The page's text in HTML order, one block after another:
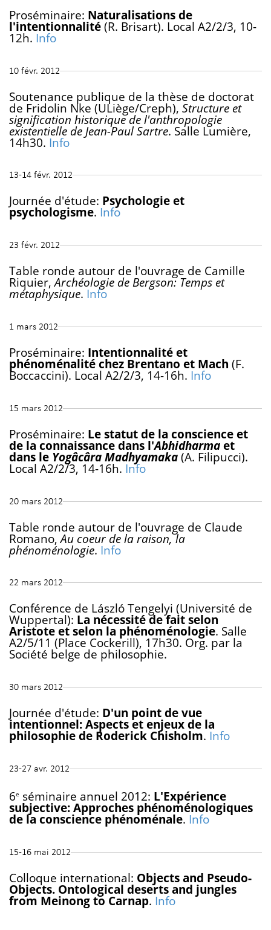
Proséminaire: Naturalisations de
l'intentionnalité(R. Brisart). Local A2/2/3, 10-
12h. Info
10 févr. 2012
Soutenance publique de la thèse de doctorat
de Fridolin Nke (ULiège/Creph), Structure et
signification historique de l'anthropologie
existentielle de Jean-Paul Sartre. Salle Lumière,
14h30. Info
13-14 févr. 2012
Journée d'étude: Psychologie et
psychologisme. Info
23 févr. 2012
Table ronde autour de l'ouvrage de Camille
Riquier,Archéologie de Bergson: Temps et
métaphysique. Info
1 mars 2012
Proséminaire: Intentionnalité et
phénoménalité chez Brentano et Mach (F.
Boccaccini). Local A2/2/3, 14-16h. Info
15 mars 2012
Proséminaire: Le statut de la conscience et
de la connaissance dans l'Abhidharmaet
dans le Yogâcâra Madhyamaka(A. Filipucci).
Local A2/2/3, 14-16h. Info
20 mars 2012
Table ronde autour de l'ouvrage de Claude
Romano,Au coeur de la raison, la
phénoménologie. Info
22 mars 2012
Conférence de László Tengelyi (Université de
Wuppertal): La nécessité de fait selon
Aristote et selon la phénoménologie. Salle
A2/5/11 (Place Cockerill), 17h30. Org. par la
Société belge de philosophie.
30 mars 2012
Journée d'étude: D'un point de vue
intentionnel: Aspects et enjeux de la
philosophie de Roderick Chisholm. Info
23-27 avr. 2012
6e séminaire annuel 2012: L'Expérience
subjective: Approches phénoménologiques
de la conscience phénoménale. Info
15-16 mai 2012
Colloque international: Objects and Pseudo-
Objects. Ontological deserts and jungles
from Meinong to Carnap. Info